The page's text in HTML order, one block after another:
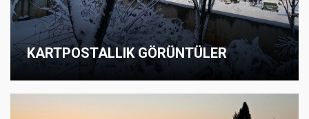
KARTPOSTALLIK GÖRÜNTÜLER